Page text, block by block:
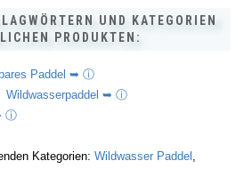
UND KATEGORIEN
PRODUKTEN:
Paddel ➥ ⓘ
Wildwasserpaddel ➥ ⓘ
ⓘ
Kategorien: Wildwasser Paddel ,